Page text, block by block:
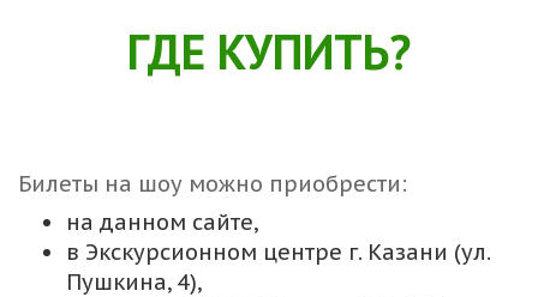
ГДЕ КУПИТЬ?
Билеты на шоу можно приобрести:
на данном сайте,
в Экскурсионном центре г. Казани (ул.
Пушкина, 4),